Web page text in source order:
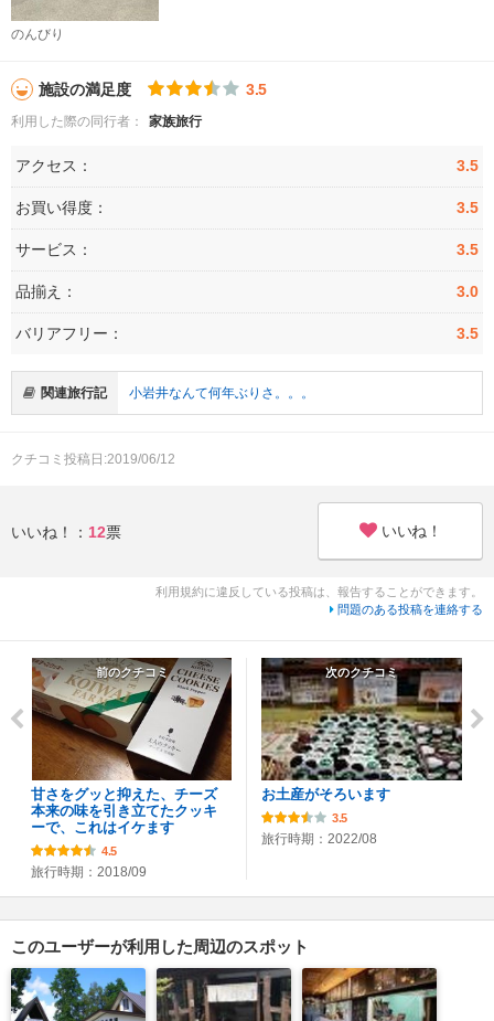
のんびり
施設の満足度 3.5
利用した際の同行者： 家族旅行
アクセス： 3.5
お買い得度： 3.5
サービス： 3.5
品揃え： 3.0
バリアフリー： 3.5
関連旅行記 小岩井なんて何年ぶりさ。。。
クチコミ投稿日:2019/06/12
いいね！： 12票 いいね！
利用規約に違反している投稿は、報告することができます。
問題のある投稿を連絡する
前のクチコミ
甘さをグッと抑えた、チーズ
本来の味を引き立てたクッキ
ーで、これはイケます
4.5
旅行時期：2018/09
次のクチコミ
お土産がそろいます
3.5
旅行時期：2022/08
このユーザーが利用した周辺のスポット